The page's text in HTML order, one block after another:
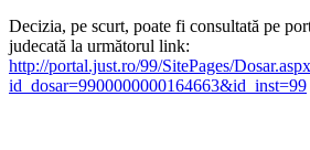
Decizia, pe scurt, poate fi consultată pe
judecată la următorul link:
http://portal.just.ro/99/SitePages/
id_dosar=9900000000164663&id_inst=99